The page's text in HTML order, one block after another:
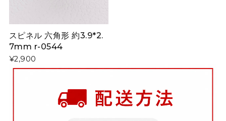
スピネル 六角形 約3.9*2.
7mm r-0544
¥2,900